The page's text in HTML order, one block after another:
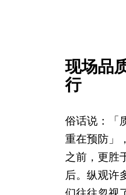
现场品
行
俗话说：「
重在预防」
之前，更胜
后。纵观许